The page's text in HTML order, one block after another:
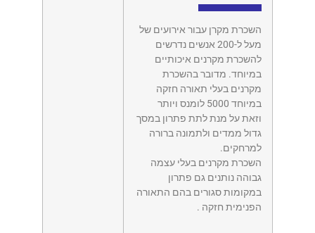
השכרת מקרן עבור אירועים של
מעל ל-200 אנשים נדרשים
להשכרת מקרנים איכותיים
במיוחד. מדובר בהשכרת
מקרנים בעלי תאורה חזקה
במיוחד 5000 לומנס ויותר
וזאת על מנת לתת פתרון במסך
גדול ממדים ולתמונה ברורה
למרחקים.
השכרת מקרנים בעלי עצמה
גבוהה נותנים גם פתרון
במקומות סגורים בהם התאורה
הפנימית חזקה .